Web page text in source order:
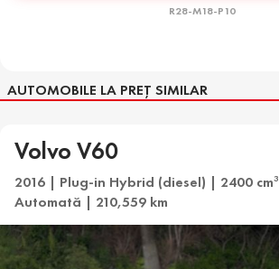
R28-M18-P10
AUTOMOBILE LA PREȚ SIMILAR
Volvo V60
2016 | Plug-in Hybrid (diesel) | 2400 cm3
Automată | 210,559 km